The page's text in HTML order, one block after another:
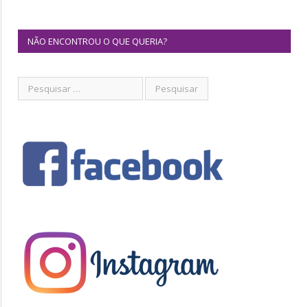
NÃO ENCONTROU O QUE QUERIA?